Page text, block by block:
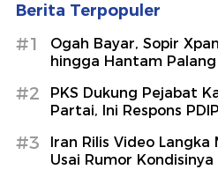
Berita Terpopuler
#1
Ogah Bayar, Sopir
hingga Hantam
#2
PKS Dukung Pejabat
Partai, Ini Respons PDIP
#3
Iran Rilis Video
Usai Rumor